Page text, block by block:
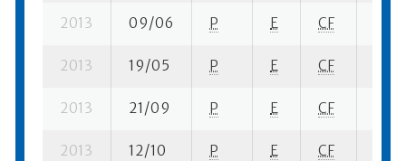
2013 09/06 P E CF
2013 19/05 P E CF
2013 21/09 P E CF
2013 12/10 P E CF